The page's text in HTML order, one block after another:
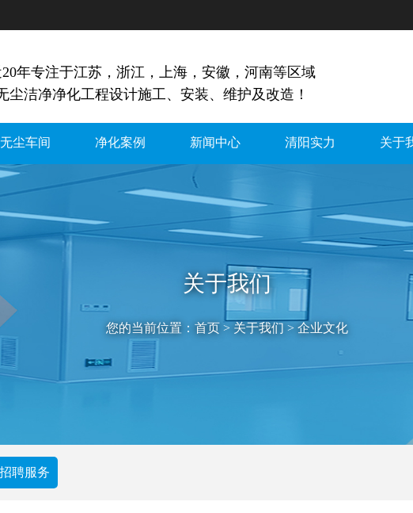
年专注于江苏，浙江，上海，安徽，河南等区域
尘洁净净化工程设计施工、安装、维护及改造！
无尘车间 净化案例 新闻中心 清阳实力 关于
关于我们
您的当前位置： 首页 > 关于我们 > 企业文化
招聘服务